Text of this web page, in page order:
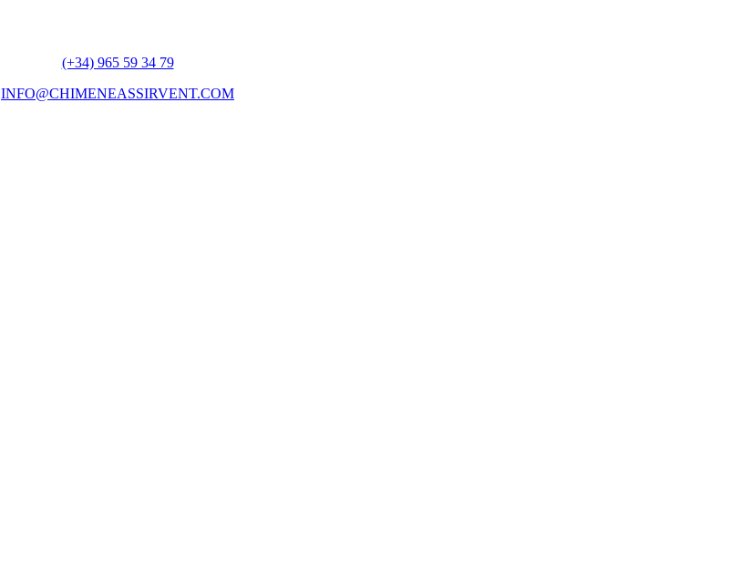
(+34) 965 59 34 79
INFO@CHIMENEASSIRVENT.COM